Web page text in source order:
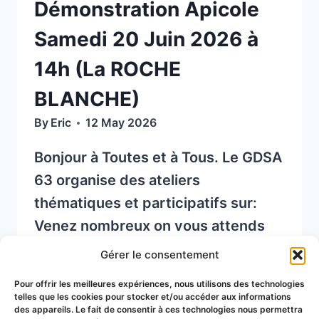
Gérer le consentement
Pour offrir les meilleures expériences, nous utilisons des technologies
telles que les cookies pour stocker et/ou accéder aux informations
des appareils. Le fait de consentir à ces technologies nous permettra
Démonstration Apicole
Samedi 20 Juin 2026 à
14h (La ROCHE
BLANCHE)
By Eric 12 May 2026
Bonjour à Toutes et à Tous. Le GDSA
63 organise des ateliers
thématiques et participatifs sur:
Venez nombreux on vous attends
sur le Rucher du GDSA 63 :Rue des
Blanche(45.714586 – 3.133660)